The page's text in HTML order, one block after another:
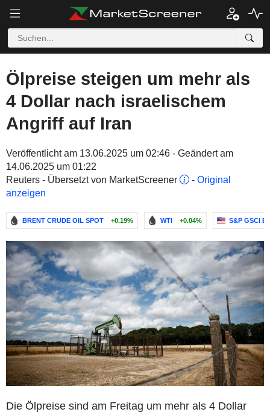
Ölpreise steigen um mehr als
4 Dollar nach israelischem
Angriff auf Iran
Veröffentlicht am 13.06.2025 um 02:46 - Geändert am
14.06.2025 um 01:22
Reuters - Übersetzt von MarketScreener
- Original
anzeigen
BRENT CRUDE OIL SPOT +0.19% WTI +0.04% S&P GSCI
Die Ölpreise sind am Freitag um mehr als 4 Dollar